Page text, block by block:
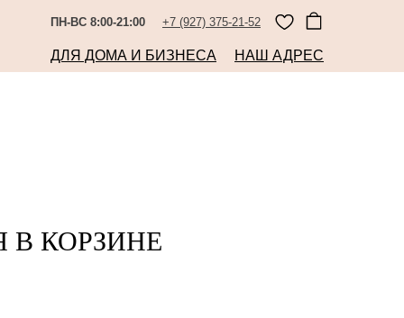
ПН-ВС 8:00-21:00 +7 (927) 375-21-52
ДЛЯ ДОМА И БИЗНЕСА НАШ АДРЕС
КОРЗИНЕ